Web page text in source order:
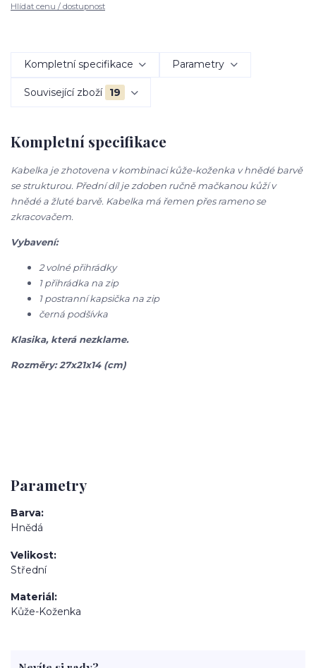
Hlídat cenu / dostupnost
Kompletní specifikace Parametry
Související zboží 19
Kompletní specifikace
Kabelka je zhotovena v kombinaci kůže-koženka v hnědé barvě
se strukturou. Přední díl je zdoben ručně mačkanou kůží v
hnědé a žluté barvě. Kabelka má řemen přes rameno se
zkracovačem.
Vybavení:
2 volné přihrádky
1 přihrádka na zip
1 postranní kapsička na zip
černá podšívka
Klasika, která nezklame.
Rozměry: 27x21x14 (cm)
Parametry
Barva
Hnědá
Velikost
Střední
Materiál
Kůže-Koženka